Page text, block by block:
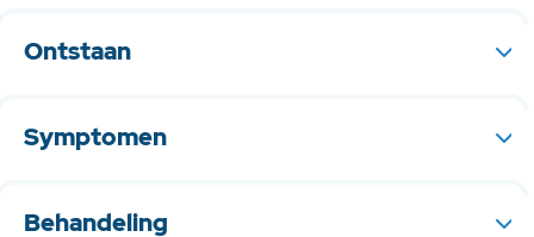
Ontstaan
lijkt erop dat het vaatsysteem het eerste doelwit is. Bij deze
aandoening is het immuunsysteem ontregeld. Er wordt meer
fibroblasten (bindweefselcel, maakt collageen) en dit
Symptomen
tevens strakker worden. Vingers en gewrichten kunnen
Behandeling